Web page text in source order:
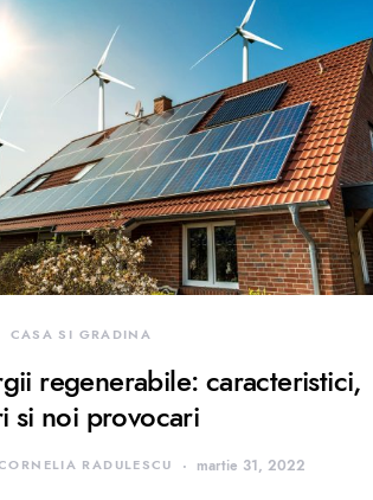
CASA SI GRADINA
regenerabile: caracteristici,
si noi provocari
RADULESCU martie 31, 2022